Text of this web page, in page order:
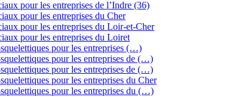
pour les entreprises de l’Indre (36)
pour les entreprises du Cher
pour les entreprises du Loir-et-Cher
pour les entreprises du Loiret
pour les entreprises (…)
pour les entreprises de (…)
pour les entreprises de (…)
pour les entreprises du Cher
pour les entreprises du (…)